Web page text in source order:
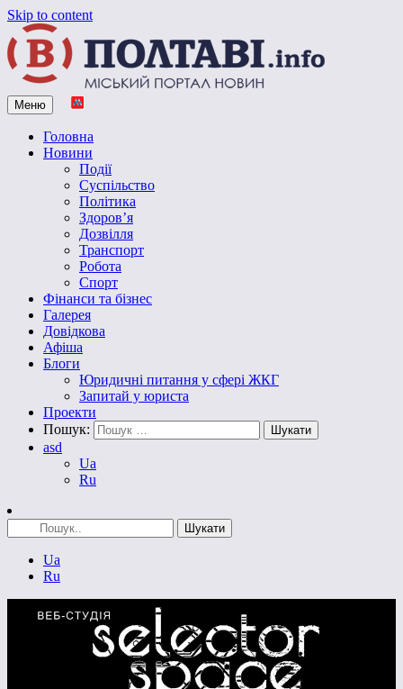
Skip to content
Vpoltave.info
Полтавський портал новин
Меню
Головна
Новини
Події
Суспільство
Політика
Здоров’я
Дозвілля
Транспорт
Робота
Спорт
Фінанси та бізнес
Галерея
Довідкова
Афіша
Блоги
Юридичні питання у сфері ЖКГ
Запитай у юриста
Проекти
Пошук:
asd
Ua
Ru
Ua
Ru